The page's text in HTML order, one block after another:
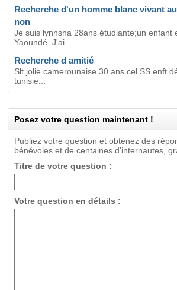
Recherche d'un homme blanc vivant
non
Je suis lynnsha 28ans étudiante;un enfant
Yaoundé. J'ai...
Recherche d amitié
Slt jolie camerounaise 30 ans cel SS enft
tunisie...
Posez votre question maintenant !
Publiez votre question et obtenez des
bénévoles et de centaines d'internautes,
Titre de votre question :
Votre question en détails :